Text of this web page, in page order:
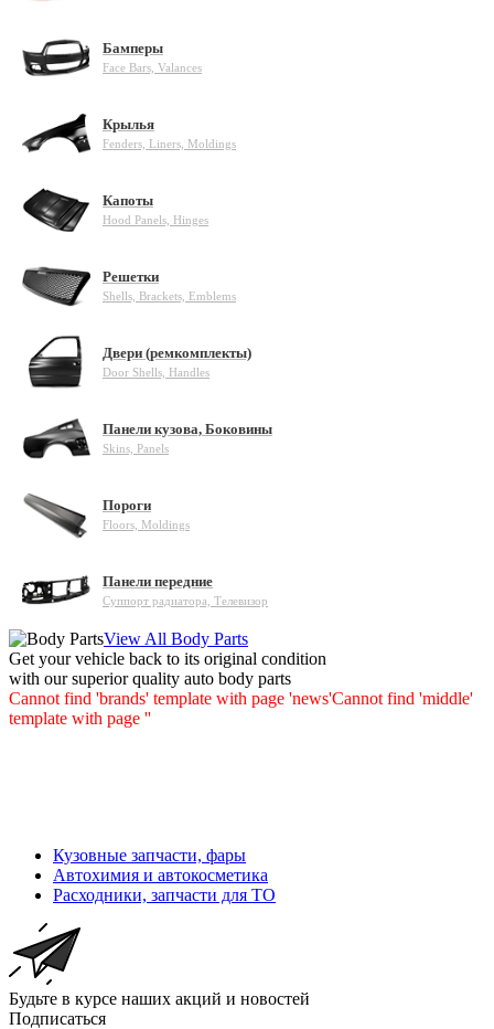
Бамперы
Face Bars, Valances
Крылья
Fenders, Liners, Moldings
Капоты
Hood Panels, Hinges
Решетки
Shells, Brackets, Emblems
Двери (ремкомплекты)
Door Shells, Handles
Панели кузова, Боковины
Skins, Panels
Пороги
Floors, Moldings
Панели передние
Суппорт радиатора, Телевизор
View All Body Parts
Get your vehicle back to its original condition
with our superior quality auto body parts
Cannot find 'brands' template with page 'news'Cannot find 'middle'
template with page ''
Кузовные запчасти, фары
Автохимия и автокосметика
Расходники, запчасти для ТО
Будьте в курсе наших акций и новостей
Подписаться